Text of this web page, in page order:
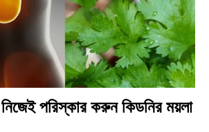
পরিস্কার করুন কিডনির ময়লা